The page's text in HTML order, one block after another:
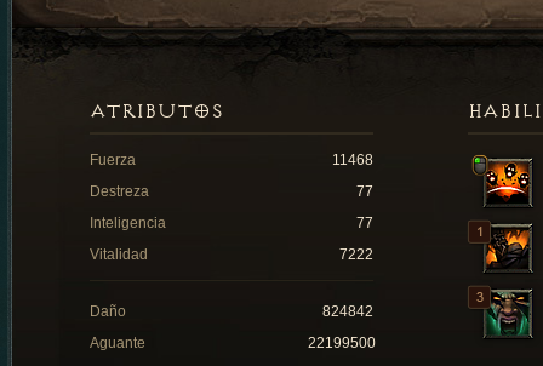
ATRIBUTOS
Fuerza
11468
Destreza
77
Inteligencia
77
Vitalidad
7222
Daño
824842
Aguante
22199500